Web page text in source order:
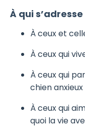
À qui
À ceux et
À ceux qui
À ceux qui
chien anxieux
À ceux qui
quoi la vie